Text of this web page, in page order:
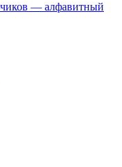
— алфавитный